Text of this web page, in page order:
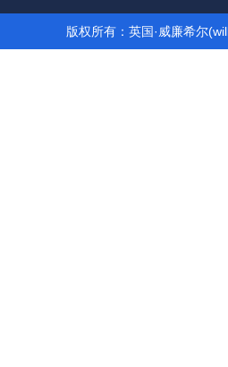
版权所有：英国·威廉希尔